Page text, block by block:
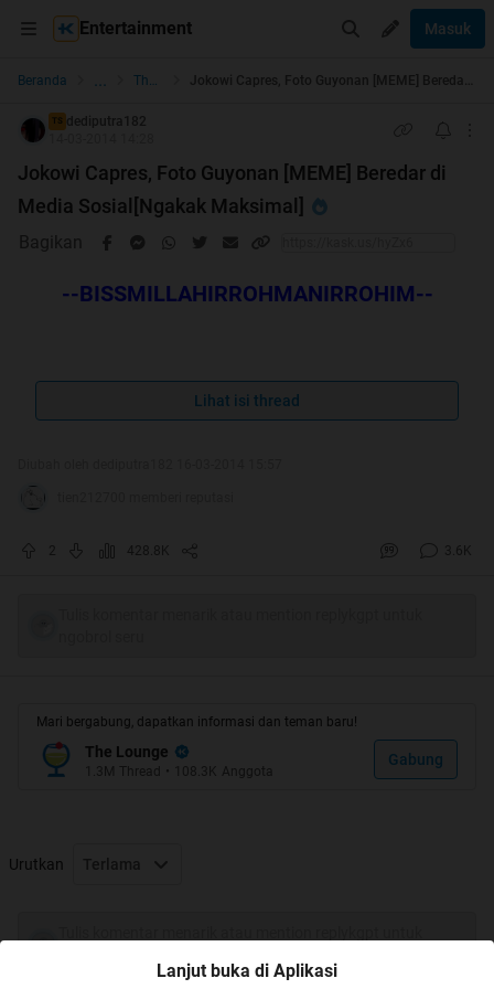
Entertainment Masuk
Beranda ... The Lounge
TS dediputra182
Jokowi Capres, Foto Guyonan [MEME] Beredar di
Media Sosial[Ngakak Maksimal]
Bagikan
--BISSMILLAHIRROHMANIRROHIM--
SpoilerforHT:
===>>Nyalon-in diri jadi Capres maksudnya
Lihat isi thread
2 428.8K 3.6K
Mari bergabung, dapatkan informasi dan teman baru!
The Lounge
1.3M Thread • 108.3K Anggota
Gabung
Urutkan Terlama
Lanjut buka di Aplikasi